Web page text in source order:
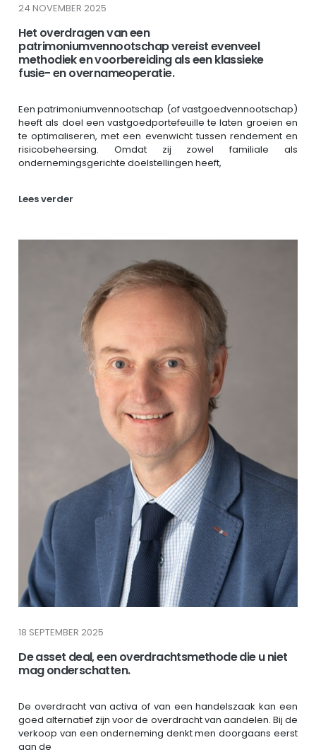
24 NOVEMBER 2025
Het overdragen van een
patrimoniumvennootschap vereist evenveel
methodiek en voorbereiding als een klassieke
fusie- en overnameoperatie.
Een patrimoniumvennootschap (of vastgoedvennootschap)
heeft als doel een vastgoedportefeuille te laten groeien en
te optimaliseren, met een evenwicht tussen rendement en
risicobeheersing. Omdat zij zowel familiale als
ondernemingsgerichte doelstellingen heeft,
Lees verder
18 SEPTEMBER 2025
De asset deal, een overdrachtsmethode die u niet
mag onderschatten.
De overdracht van activa of van een handelszaak kan een
goed alternatief zijn voor de overdracht van aandelen. Bij de
verkoop van een onderneming denkt men doorgaans eerst
aan de